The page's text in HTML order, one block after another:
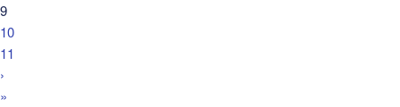
9
10
11
›
»